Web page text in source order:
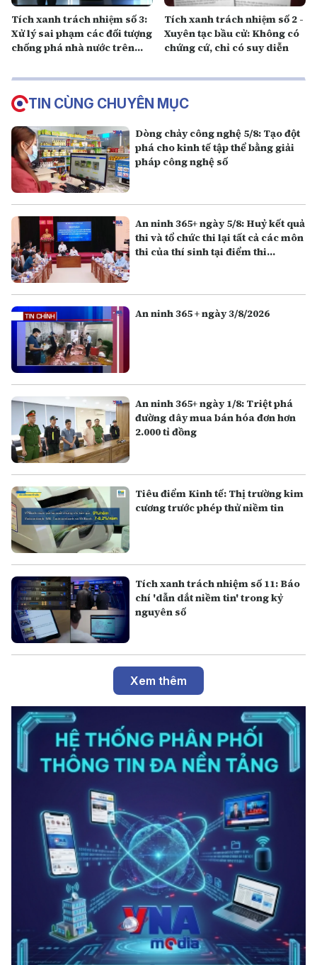
Tích xanh trách nhiệm số 3:
Xử lý sai phạm các đối tượng
chống phá nhà nước trên
dụng mạng xã hội sai mục
nhân
Tích xanh trách nhiệm số 2 -
Xuyên tạc bầu cử: Không có
chứng cứ, chỉ có suy diễn
TIN CÙNG CHUYÊN MỤC
Dòng chảy công nghệ 5/8: Tạo đột
phá cho kinh tế tập thể bằng giải
pháp công nghệ số
An ninh 365+ ngày 5/8: Huỷ kết quả
thi và tổ chức thi lại tất cả các môn
thi của thí sinh tại điểm thi
An ninh 365 + ngày 3/8/2026
An ninh 365+ ngày 1/8: Triệt phá
đường dây mua bán hóa đơn hơn
2.000 tỉ đồng
Tiêu điểm Kinh tế: Thị trường kim
cương trước phép thử niềm tin
Tích xanh trách nhiệm số 11: Báo
chí 'dẫn dắt niềm tin' trong kỷ
nguyên số
Xem thêm